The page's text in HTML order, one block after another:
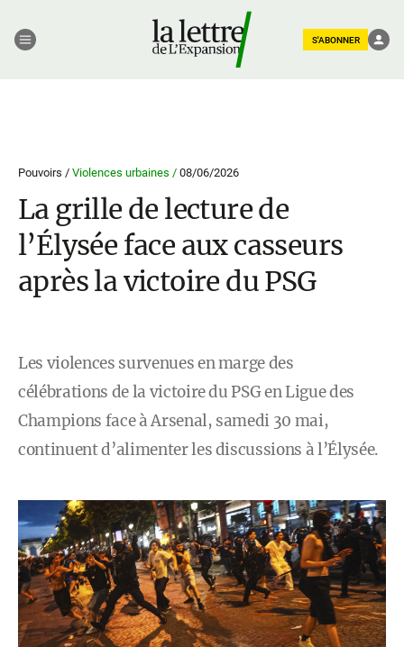
S'ABONNER
Pouvoirs / Violences urbaines / 08/06/2026
La grille de lecture de
l’Élysée face aux casseurs
après la victoire du PSG
Les violences survenues en marge des
célébrations de la victoire du PSG en Ligue des
Champions face à Arsenal, samedi 30 mai,
continuent d’alimenter les discussions à l’Élysée.